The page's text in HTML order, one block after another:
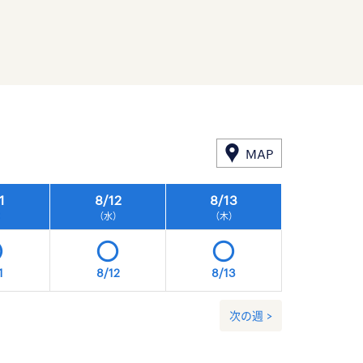
MAP
8/12
（水）
8/13
（木）
8/12 8/13
次の週 >